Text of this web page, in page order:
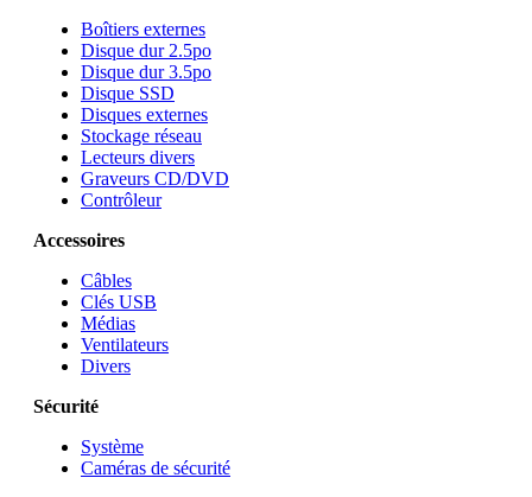
Boîtiers externes
Disque dur 2.5po
Disque dur 3.5po
Disque SSD
Disques externes
Stockage réseau
Lecteurs divers
Graveurs CD/DVD
Contrôleur
Accessoires
Câbles
Clés USB
Médias
Ventilateurs
Divers
Sécurité
Système
Caméras de sécurité